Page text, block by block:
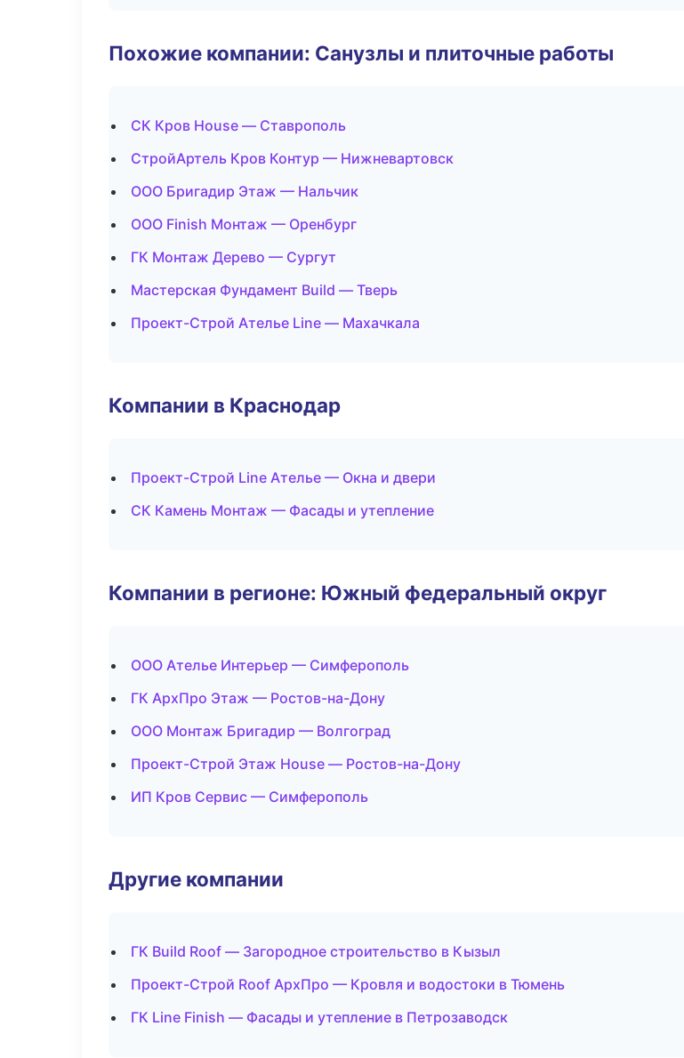
Похожие компании: Санузлы и плиточные работы
СК Кров House — Ставрополь
СтройАртель Кров Контур — Нижневартовск
ООО Бригадир Этаж — Нальчик
ООО Finish Монтаж — Оренбург
ГК Монтаж Дерево — Сургут
Мастерская Фундамент Build — Тверь
Проект-Строй Ателье Line — Махачкала
Компании в Краснодар
Проект-Строй Line Ателье — Окна и двери
СК Камень Монтаж — Фасады и утепление
Компании в регионе: Южный федеральный округ
ООО Ателье Интерьер — Симферополь
ГК АрхПро Этаж — Ростов-на-Дону
ООО Монтаж Бригадир — Волгоград
Проект-Строй Этаж House — Ростов-на-Дону
ИП Кров Сервис — Симферополь
Другие компании
ГК Build Roof — Загородное строительство в Кызыл
Проект-Строй Roof АрхПро — Кровля и водостоки в Тюмень
ГК Line Finish — Фасады и утепление в Петрозаводск